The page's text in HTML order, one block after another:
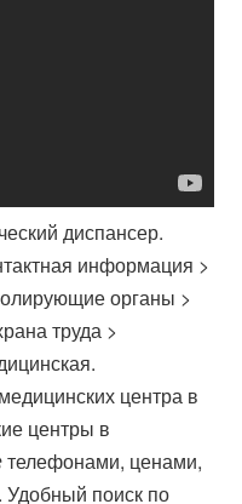
диспансер.
информация >
органы >
труда >
центра в
центры в
ценами,
Удобный поиск по